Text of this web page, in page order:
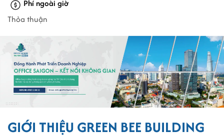
Phí ngoài giờ
Thỏa thuận
GIỚI THIỆU GREEN BEE BUILDING